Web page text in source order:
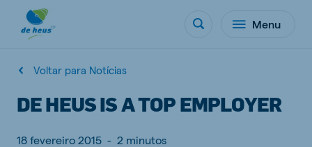
Menu
Voltar para Notícias
DE HEUS IS A TOP EMPLOYER
18 fevereiro 2015 - 2 minutos